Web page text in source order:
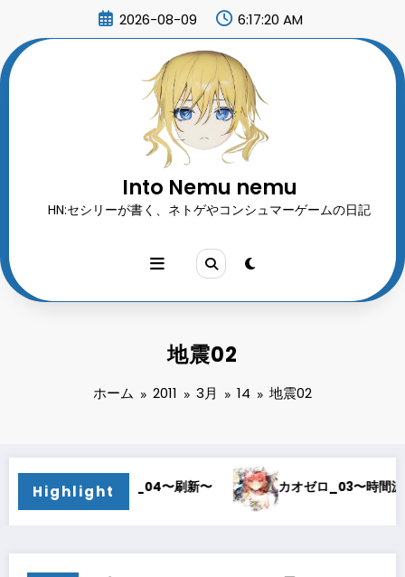
ン
ツ
2026-08-09 6:17:21 AM
Into Nemu nemu
HN:セシリーが書く、ネトゲやコンシュマーゲームの日記
地震02
ホーム 2011 3月 14 地震02
Highlight
カオゼロ_04〜刷新〜 カオゼロ_03〜時間泥棒〜